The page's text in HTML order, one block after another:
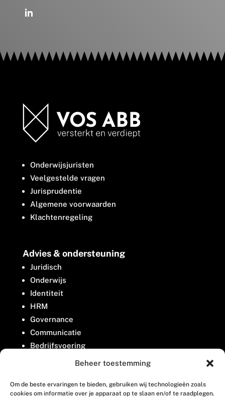
Beheer toestemming
Om de beste ervaringen te bieden, gebruiken wij technologieën zoals
cookies om informatie over je apparaat op te slaan en/of te raadplegen.
Onderwijsjuristen
Veelgestelde vragen
Jurisprudentie
Algemene voorwaarden
Klachtenregeling
Advies & ondersteuning
Juridisch
Onderwijs
Identiteit
HRM
Governance
Communicatie
Bedrijfsvoering
Belangenbehartiging
Contact